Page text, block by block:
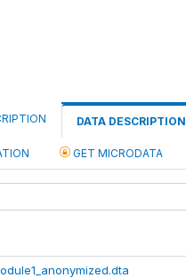
DATA DESCRIPTION
GET MICRODATA